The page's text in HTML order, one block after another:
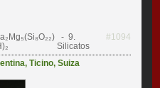
- 9.
Silicatos
#1094
,Ticino,Suiza